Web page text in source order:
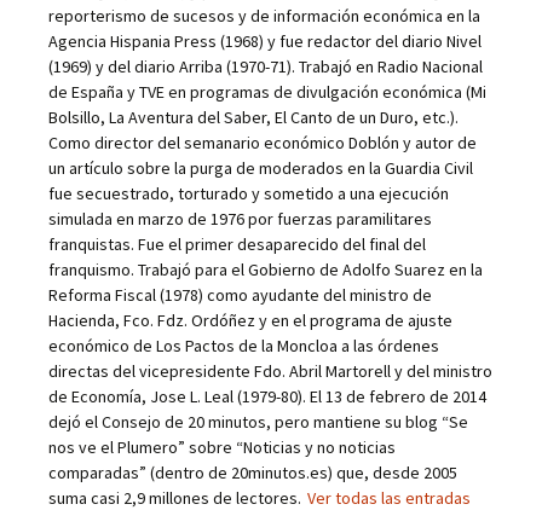
reporterismo de sucesos y de información económica en la
Agencia Hispania Press (1968) y fue redactor del diario Nivel
(1969) y del diario Arriba (1970-71). Trabajó en Radio Nacional
de España y TVE en programas de divulgación económica (Mi
Bolsillo, La Aventura del Saber, El Canto de un Duro, etc.).
Como director del semanario económico Doblón y autor de
un artículo sobre la purga de moderados en la Guardia Civil
fue secuestrado, torturado y sometido a una ejecución
simulada en marzo de 1976 por fuerzas paramilitares
franquistas. Fue el primer desaparecido del final del
franquismo. Trabajó para el Gobierno de Adolfo Suarez en la
Reforma Fiscal (1978) como ayudante del ministro de
Hacienda, Fco. Fdz. Ordóñez y en el programa de ajuste
económico de Los Pactos de la Moncloa a las órdenes
directas del vicepresidente Fdo. Abril Martorell y del ministro
de Economía, Jose L. Leal (1979-80). El 13 de febrero de 2014
dejó el Consejo de 20 minutos, pero mantiene su blog “Se
nos ve el Plumero” sobre “Noticias y no noticias
comparadas” (dentro de 20minutos.es) que, desde 2005
suma casi 2,9 millones de lectores. Ver todas las entradas